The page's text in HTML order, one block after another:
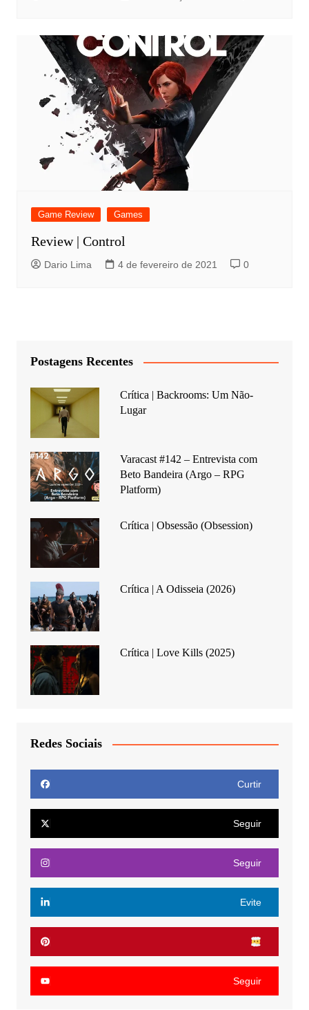
Game Review Games
Review | Control
Dario Lima 4 de fevereiro de 2021 0
Postagens Recentes
Crítica | Backrooms: Um Não-
Lugar
Varacast #142 – Entrevista com
Beto Bandeira (Argo – RPG
Platform)
Crítica | Obsessão (Obsession)
Crítica | A Odisseia (2026)
Crítica | Love Kills (2025)
Redes Sociais
Curtir
Seguir
Seguir
Evite
Seguir